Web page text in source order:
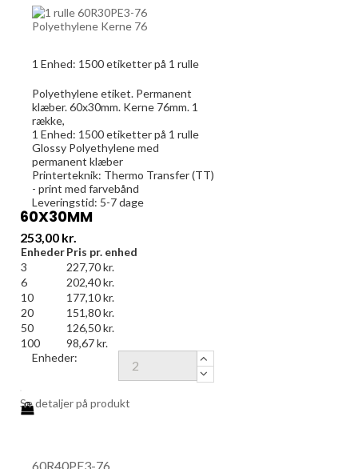
1 Enhed: 1500etiketter på 1 rulle
Polyethylene etiket. Permanent
klæber. 60x30mm. Kerne 76mm. 1
række,
1 Enhed: 1500etiketter på 1 rulle
Glossy Polyethylene med
permanent klæber
Printerteknik: Thermo Transfer (TT)
- print med farvebånd
Leveringstid: 5-7 dage
60X30MM
Pris
253,00 kr.
EnhederPris pr. enhed
3
227,70 kr.
6
202,40 kr.
10
177,10 kr.
20
151,80 kr.
50
126,50 kr.
100
98,67 kr.
Enheder:
Se detaljer på produkt
60R40PE3-76